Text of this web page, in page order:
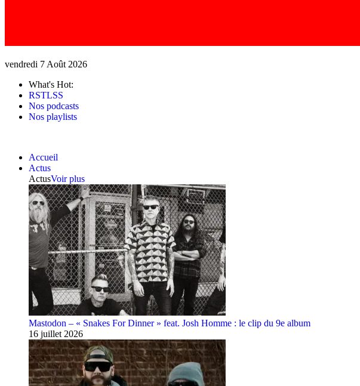
vendredi 7 Août 2026
What's Hot:
RSTLSS
Nos podcasts
Nos playlists
Accueil
Actus
ActusVoir plus
Mastodon – « Snakes For Dinner » feat. Josh Homme : le clip du 9e album
16 juillet 2026